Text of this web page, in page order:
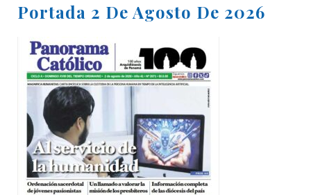
Portada 2 De Agosto De 2026